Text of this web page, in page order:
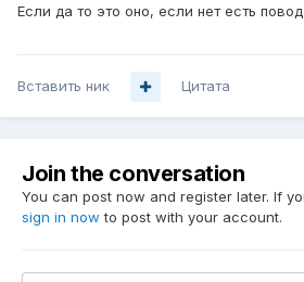
Если да то это оно, если нет есть повод
Вставить ник Цитата
Join the conversation
You can post now and register later. If
sign in now to post with your account.